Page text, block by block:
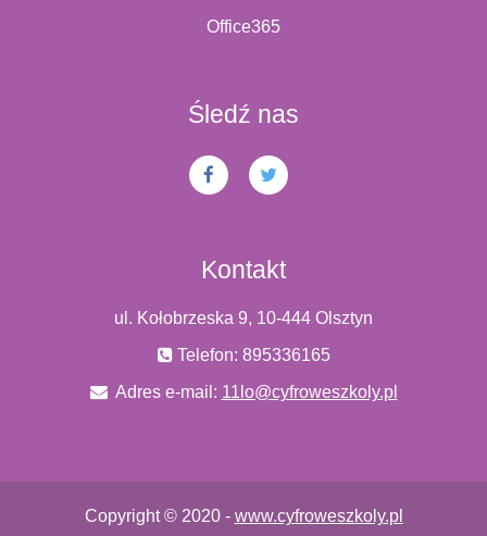
Office365
Śledź nas
Kontakt
ul. Kołobrzeska 9, 10-444 Olsztyn
Telefon: 895336165
Adres e-mail: 11lo@cyfroweszkoly.pl
Copyright © 2020 - www.cyfroweszkoly.pl